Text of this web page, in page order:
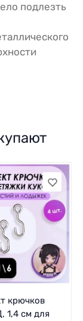
подлезть
крючков
1,4 см для